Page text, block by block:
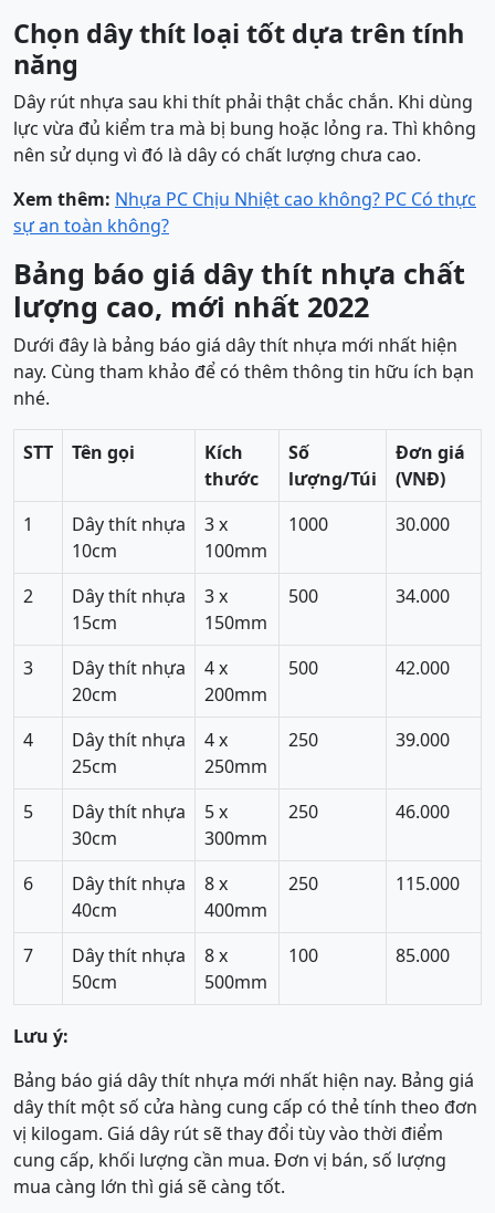
Chọn dây thít loại tốt dựa trên tính
năng
Dây rút nhựa sau khi thít phải thật chắc chắn. Khi dùng
lực vừa đủ kiểm tra mà bị bung hoặc lỏng ra. Thì không
nên sử dụng vì đó là dây có chất lượng chưa cao.
Xem thêm: Nhựa PC Chịu Nhiệt cao không? PC Có thực
sự an toàn không?
Bảng báo giá dây thít nhựa chất
lượng cao, mới nhất 2022
Dưới đây là bảng báo giá dây thít nhựa mới nhất hiện
nay. Cùng tham khảo để có thêm thông tin hữu ích bạn
nhé.
STT Tên gọi
Kích
thước
Số
lượng/Túi
Đơn giá
(VNĐ)
1
Dây thít nhựa
10cm
3 x
100mm
1000 30.000
2
Dây thít nhựa
15cm
3 x
150mm
500 34.000
3
Dây thít nhựa
20cm
4 x
200mm
500 42.000
4
Dây thít nhựa
25cm
4 x
250mm
250 39.000
5
Dây thít nhựa
30cm
5 x
300mm
250 46.000
6
Dây thít nhựa
40cm
8 x
400mm
250 115.000
7
Dây thít nhựa
50cm
8 x
500mm
100 85.000
Lưu ý:
Bảng báo giá dây thít nhựa mới nhất hiện nay. Bảng giá
dây thít một số cửa hàng cung cấp có thẻ tính theo đơn
vị kilogam. Giá dây rút sẽ thay đổi tùy vào thời điểm
cung cấp, khối lượng cần mua. Đơn vị bán, số lượng
mua càng lớn thì giá sẽ càng tốt.